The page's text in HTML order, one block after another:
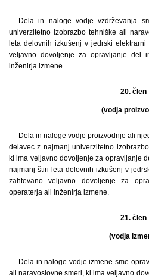
Dela in naloge vodje vzdrževanja
univerzitetno izobrazbo tehniške ali
leta delovnih izkušenj v jedrski
veljavno dovoljenje za opravljanje del
inženirja izmene.
20. člen
(vodja
Dela in naloge vodje proizvodnje ali
delavec z najmanj univerzitetno
ki ima veljavno dovoljenje za opravljanje
najmanj štiri leta delovnih izkušenj v
zahtevano veljavno dovoljenje za
operaterja ali inženirja izmene.
21. člen
(vodja
Dela in naloge vodje izmene sme
ali naravoslovne smeri, ki ima veljavno